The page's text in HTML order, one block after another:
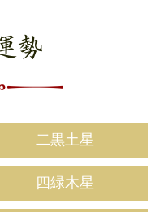
勢
二黒土星
四緑木星